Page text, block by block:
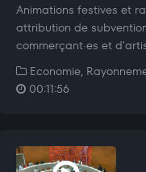
Animations festives et
attribution de
commerçant·es et
Economie,
00:11:56